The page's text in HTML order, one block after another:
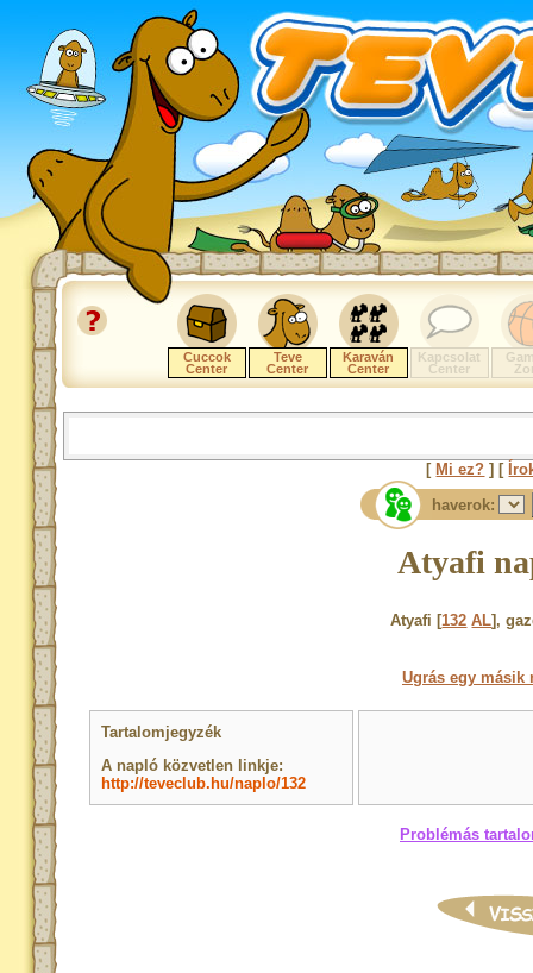
Cuccok
Center
Teve
Center
Karaván
Center
Kapcsolat
Center
[ Mi ez? ] [
haverok:
Atyafi
Atyafi [132 AL],
Ugrás egy másik
Tartalomjegyzék
A napló közvetlen linkje:
http://teveclub.hu/naplo/132
Problémás